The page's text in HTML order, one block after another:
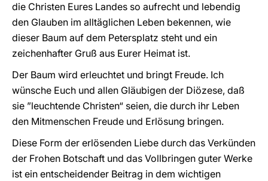
die Christen Eures Landes so aufrecht und lebendig
den Glauben im alltäglichen Leben bekennen, wie
dieser Baum auf dem Petersplatz steht und ein
zeichenhafter Gruß aus Eurer Heimat ist.
Der Baum wird erleuchtet und bringt Freude. Ich
wünsche Euch und allen Gläubigen der Diözese, daß
sie ”leuchtende Christen“ seien, die durch ihr Leben
den Mitmenschen Freude und Erlösung bringen.
Diese Form der erlösenden Liebe durch das Verkünden
der Frohen Botschaft und das Vollbringen guter Werke
ist ein entscheidender Beitrag in dem wichtigen